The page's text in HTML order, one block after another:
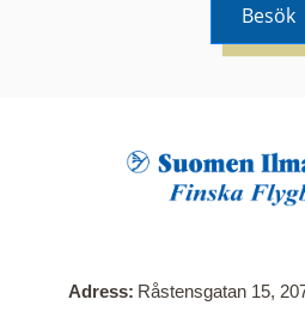
När du klickar på en serie
Här visas en karta över
Besök
Adress Råstensgatan 15,